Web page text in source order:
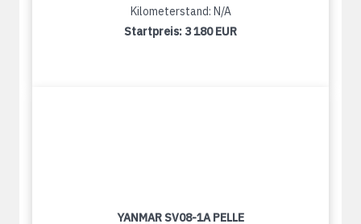
Kilometerstand: N/A
Startpreis: 3 180 EUR
YANMAR SV08-1A PELLE